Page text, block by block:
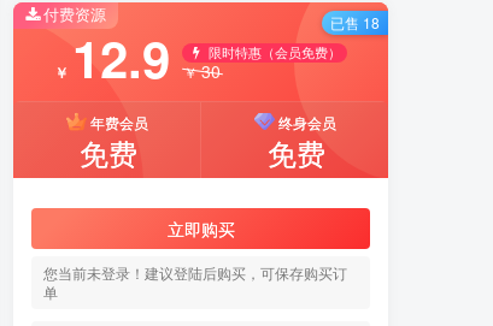
付费资源
￥ 12.9 限时特惠（会员免费）
￥30
年费会员
免费
终身会员
免费
立即购买
您当前未登录！建议登陆后购买，可保存购买订
单
已售 18